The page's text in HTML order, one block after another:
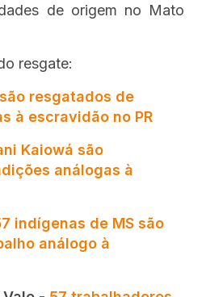
de origem no Mato
resgate:
resgatados de
à escravidão no PR
Kaiowá são
análogas à
indígenas de MS são
análogo à